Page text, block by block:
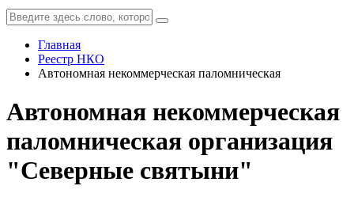
Главная
Реестр НКО
Автономная некоммерческая паломническая
Автономная некоммерческая
паломническая организация
"Северные святыни"